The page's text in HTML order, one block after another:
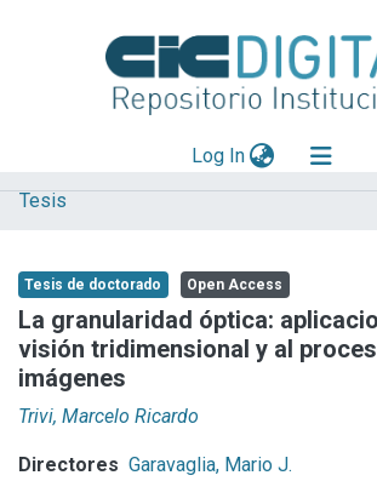
Log In(current)
Explorar
Aportar material
Statistics
Tesis
Tesis de doctorado Open Access
La granularidad óptica:
visión tridimensional y al
imágenes
Trivi, Marcelo Ricardo
Directores Garavaglia, Mario J.